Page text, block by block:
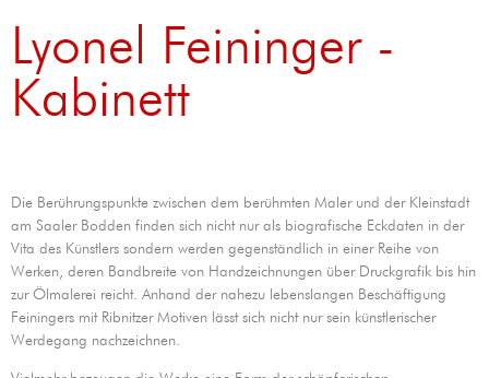
Lyonel Feininger -
Kabinett
Die Berührungspunkte zwischen dem berühmten Maler und der Kleinstadt
am Saaler Bodden finden sich nicht nur als biografische Eckdaten in der
Vita des Künstlers sondern werden gegenständlich in einer Reihe von
Werken, deren Bandbreite von Handzeichnungen über Druckgrafik bis hin
zur Ölmalerei reicht. Anhand der nahezu lebenslangen Beschäftigung
Feiningers mit Ribnitzer Motiven lässt sich nicht nur sein künstlerischer
Werdegang nachzeichnen.